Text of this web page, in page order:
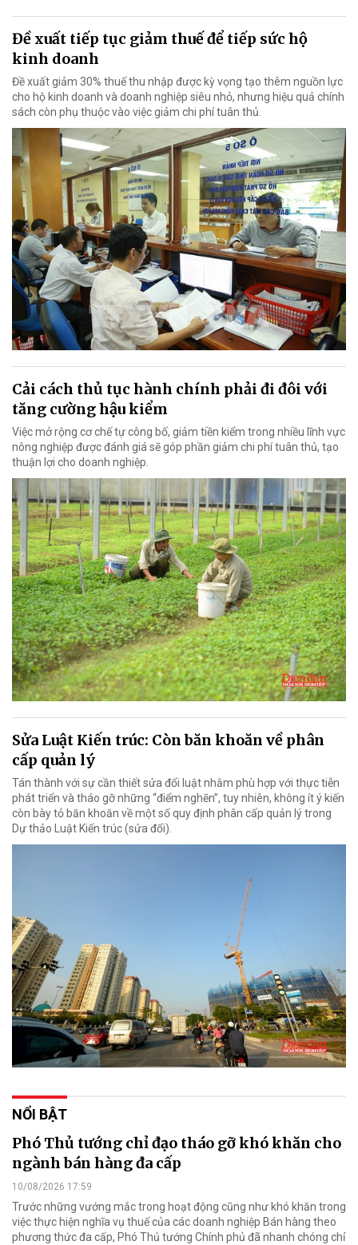
Đề xuất tiếp tục giảm thuế để tiếp sức hộ
kinh doanh
Đề xuất giảm 30% thuế thu nhập được kỳ vọng tạo thêm nguồn lực
cho hộ kinh doanh và doanh nghiệp siêu nhỏ, nhưng hiệu quả chính
sách còn phụ thuộc vào việc giảm chi phí tuân thủ.
Cải cách thủ tục hành chính phải đi đôi với
tăng cường hậu kiểm
Việc mở rộng cơ chế tự công bố, giảm tiền kiểm trong nhiều lĩnh vực
nông nghiệp được đánh giá sẽ góp phần giảm chi phí tuân thủ, tạo
thuận lợi cho doanh nghiệp.
Sửa Luật Kiến trúc: Còn băn khoăn về phân
cấp quản lý
Tán thành với sự cần thiết sửa đổi luật nhằm phù hợp với thực tiễn
phát triển và tháo gỡ những “điểm nghẽn”, tuy nhiên, không ít ý kiến
còn bày tỏ băn khoăn về một số quy định phân cấp quản lý trong
Dự thảo Luật Kiến trúc (sửa đổi).
NỔI BẬT
Phó Thủ tướng chỉ đạo tháo gỡ khó khăn cho
ngành bán hàng đa cấp
10/08/2026 17:59
Trước những vướng mắc trong hoạt động cũng như khó khăn trong
việc thực hiện nghĩa vụ thuế của các doanh nghiệp Bán hàng theo
phương thức đa cấp, Phó Thủ tướng Chính phủ đã nhanh chóng chỉ